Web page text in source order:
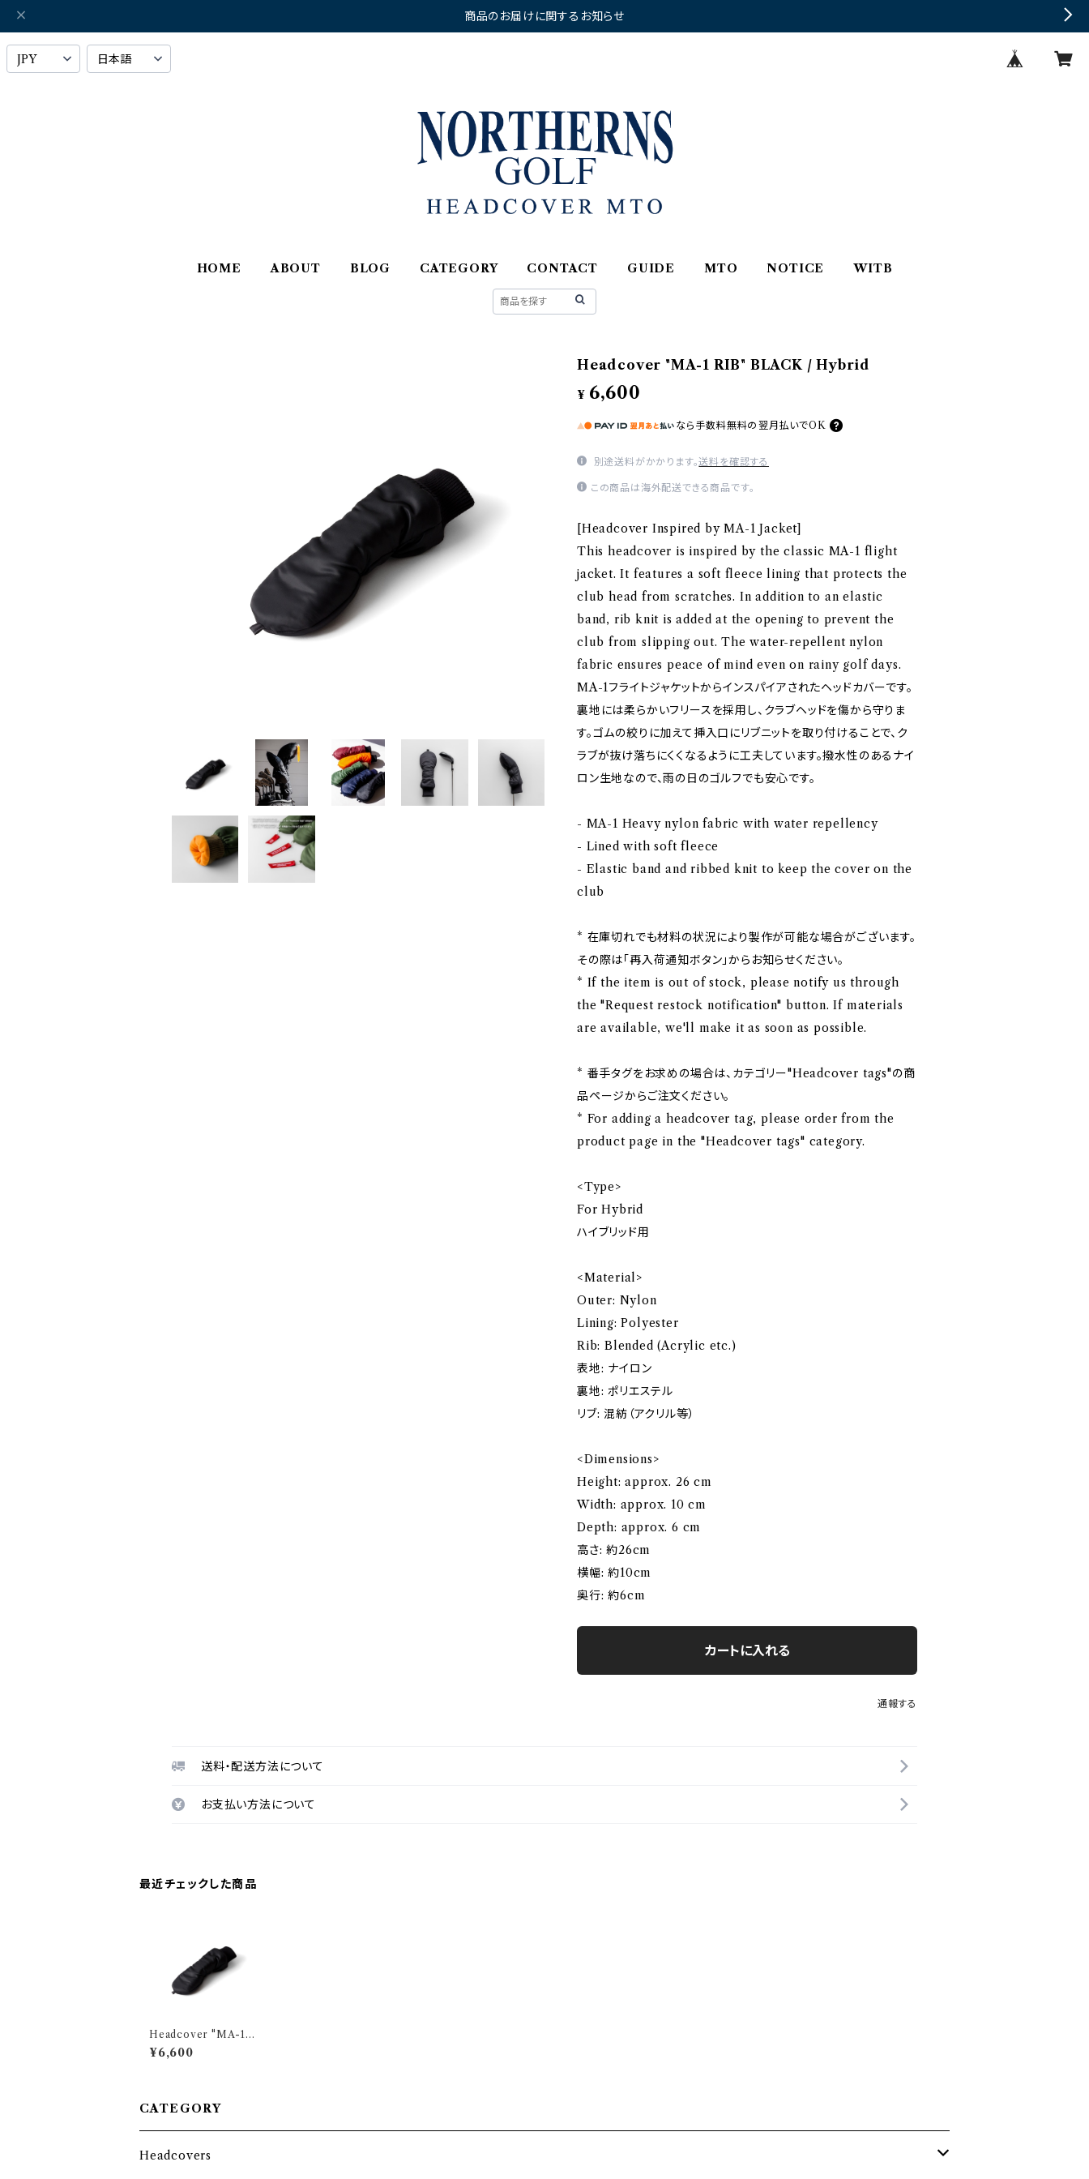
商品のお届けに関するお知らせ
HOME ABOUT BLOG CATEGORY CONTACT GUIDE MTO NOTICE WITB
Headcover "MA-1 RIB" BLACK / Hybrid
¥ 6,600
なら 手数料無料の 翌月払いでOK
別途送料がかかります。送料を確認する
この商品は海外配送できる商品です。
[Headcover Inspired by MA-1 Jacket]
This headcover is inspired by the classic MA-1 flight
jacket. It features a soft fleece lining that protects the
club head from scratches. In addition to an elastic
band, rib knit is added at the opening to prevent the
club from slipping out. The water-repellent nylon
fabric ensures peace of mind even on rainy golf days.
MA-1フライトジャケットからインスパイアされたヘッドカバーです。
裏地には柔らかいフリースを採用し、クラブヘッドを傷から守りま
す。ゴムの絞りに加えて挿入口にリブニットを取り付けることで、ク
ラブが抜け落ちにくくなるように工夫しています。撥水性のあるナイ
ロン生地なので、雨の日のゴルフでも安心です。
- MA-1 Heavy nylon fabric with water repellency
- Lined with soft fleece
- Elastic band and ribbed knit to keep the cover on the
club
* 在庫切れでも材料の状況により製作が可能な場合がございます。
その際は「再入荷通知ボタン」からお知らせください。
* If the item is out of stock, please notify us through
the "Request restock notification" button. If materials
are available, we'll make it as soon as possible.
* 番手タグをお求めの場合は、カテゴリー"Headcover tags"の商
品ページからご注文ください。
* For adding a headcover tag, please order from the
product page in the "Headcover tags" category.
<Type>
For Hybrid
ハイブリッド用
<Material>
Outer: Nylon
Lining: Polyester
Rib: Blended (Acrylic etc.)
表地: ナイロン
裏地: ポリエステル
リブ: 混紡（アクリル等）
<Dimensions>
Height: approx. 26 cm
Width: approx. 10 cm
Depth: approx. 6 cm
高さ: 約26cm
横幅: 約10cm
奥行: 約6cm
カートに入れる
通報する
送料・配送方法について
お支払い方法について
最近チェックした商品
Headcover "MA-1 R
IB" BLACK / Hybri
d
¥6,600
CATEGORY
Headcovers